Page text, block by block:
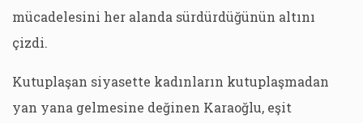
mücadelesini her alanda sürdürdüğünün altını
çizdi.
Kutuplaşan siyasette kadınların kutuplaşmadan
yan yana gelmesine değinen Karaoğlu, eşit